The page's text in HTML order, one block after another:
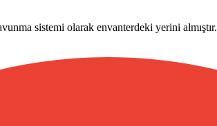
sistemi olarak envanterdeki yerini almıştır.